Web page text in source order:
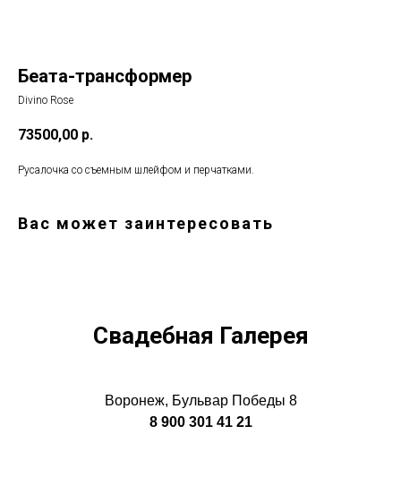
Беата-трансформер
Divino Rose
73500,00 р.
Русалочка со съемным шлейфом и перчатками.
Вас может заинтересовать
Свадебная Галерея
Воронеж, Бульвар Победы 8
8 900 301 41 21